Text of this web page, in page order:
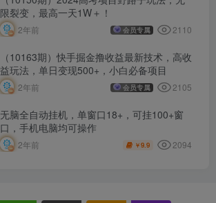
限裂变，最高一天1W＋！
2年前 会员专属 2110
（10163期）快手掘金撸收益最新技术，高收
益玩法，单日变现500+，小白必备项目
2年前 会员专属 2105
无脑全自动挂机，单窗口18+，可挂100+窗
口，手机电脑均可操作
2年前 ￥9.9 2094